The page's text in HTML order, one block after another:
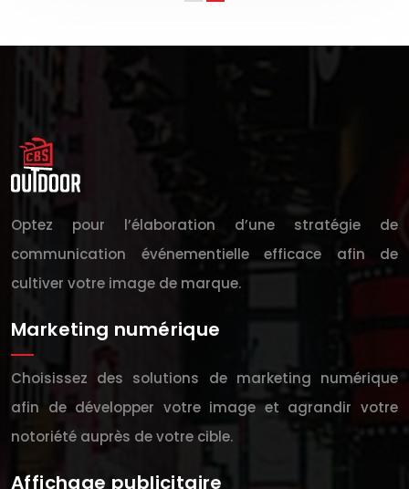
Optez pour l’élaboration d’une stratégie de
communication événementielle efficace afin de
cultiver votre image de marque.
Marketing numérique
Choisissez des solutions de marketing numérique
afin de développer votre image et agrandir votre
notoriété auprès de votre cible.
Affichage publicitaire